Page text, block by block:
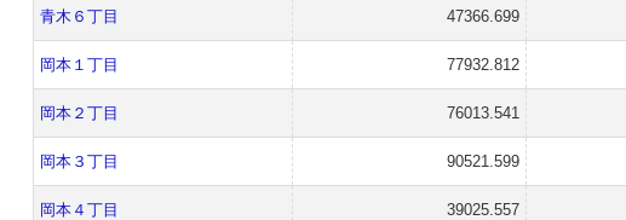
青木６丁目 47366.699
岡本１丁目 77932.812
岡本２丁目 76013.541
岡本３丁目 90521.599
岡本４丁目 39025.557